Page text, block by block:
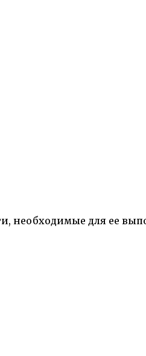
необходимые для ее